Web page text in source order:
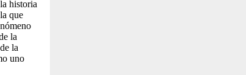
historia
que
la
la
uno